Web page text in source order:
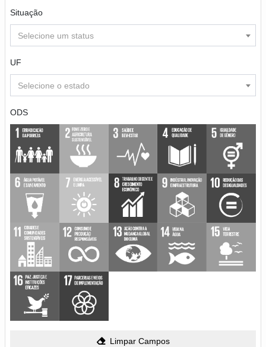
Situação
Selecione um status
UF
Selecione o estado
ODS
Limpar Campos